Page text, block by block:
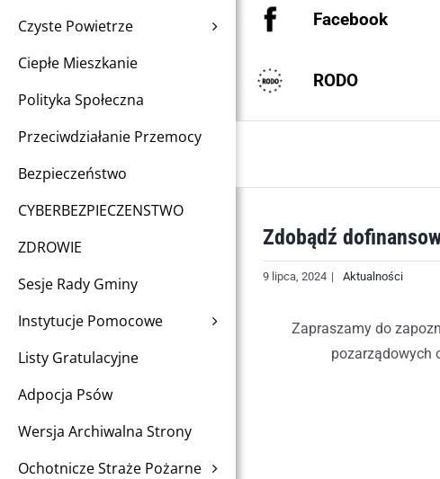
Czyste Powietrze
Ciepłe Mieszkanie
Polityka Społeczna
Przeciwdziałanie Przemocy
Bezpieczeństwo
CYBERBEZPIECZENSTWO
ZDROWIE
Sesje Rady Gminy
Instytucje Pomocowe
Listy Gratulacyjne
Adpocja Psów
Wersja Archiwalna Strony
Ochotnicze Straże Pożarne
Facebook
RODO
Zdobądź
9 lipca, 2024 | Aktualności
Zapraszamy do
pozarządowych